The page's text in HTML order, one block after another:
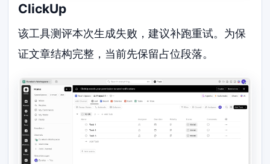
ClickUp
该工具测评本次生成失败，建议补跑重试。为保
证文章结构完整，当前先保留占位段落。